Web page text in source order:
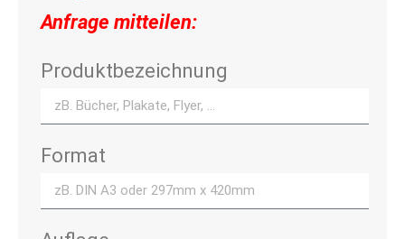
Anfrage mitteilen:
Produktbezeichnung
Format